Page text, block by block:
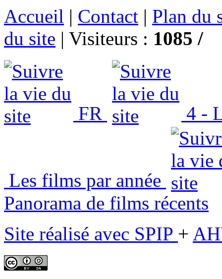
Accueil | Contact | Plan du
du site | Visiteurs : 1085 /
FR 4 -
Les films par année
Panorama de films récents
Site réalisé avec SPIP +